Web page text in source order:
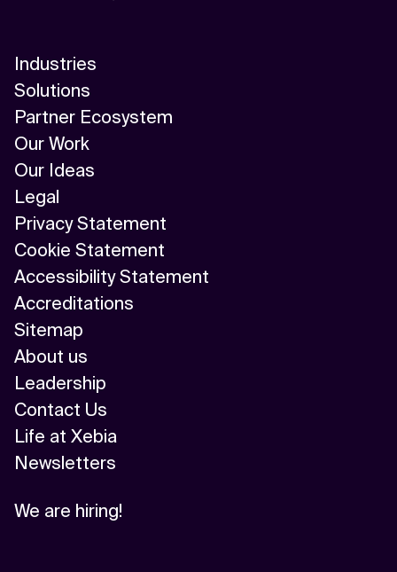
Industries
Solutions
Partner Ecosystem
Our Work
Our Ideas
Legal
Privacy Statement
Cookie Statement
Accessibility Statement
Accreditations
Sitemap
About us
Leadership
Contact Us
Life at Xebia
Newsletters
We are hiring!